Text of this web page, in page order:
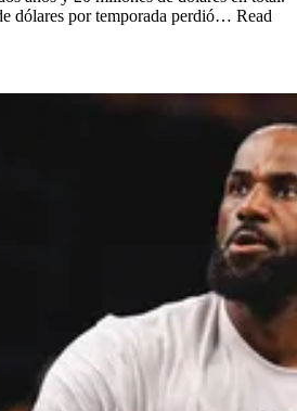
dólares por temporada perdió… Read